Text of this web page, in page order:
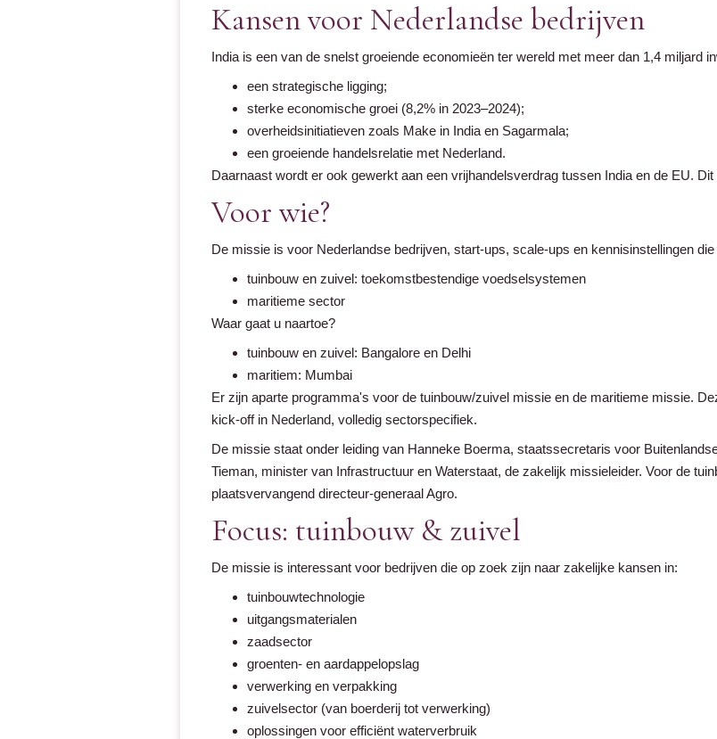
Kansen voor Nederlandse bedrijven
India is een van de snelst groeiende economieën ter wereld met meer dan 1,4 miljard
een strategische ligging;
sterke economische groei (8,2% in 2023–2024);
overheidsinitiatieven zoals Make in India en Sagarmala;
een groeiende handelsrelatie met Nederland.
Daarnaast wordt er ook gewerkt aan een vrijhandelsverdrag tussen India en de EU.
Voor wie?
De missie is voor Nederlandse bedrijven, start-ups, scale-ups en kennisinstellingen die
tuinbouw en zuivel: toekomstbestendige voedselsystemen
maritieme sector
Waar gaat u naartoe?
tuinbouw en zuivel: Bangalore en Delhi
maritiem: Mumbai
Er zijn aparte programma's voor de tuinbouw/zuivel missie en de maritieme missie.
kick-off in Nederland, volledig sectorspecifiek.
De missie staat onder leiding van Hanneke Boerma, staatssecretaris voor
Tieman, minister van Infrastructuur en Waterstaat, de zakelijk missieleider. Voor de
plaatsvervangend directeur-generaal Agro.
Focus: tuinbouw & zuivel
De missie is interessant voor bedrijven die op zoek zijn naar zakelijke kansen in:
tuinbouwtechnologie
uitgangsmaterialen
zaadsector
groenten- en aardappelopslag
verwerking en verpakking
zuivelsector (van boerderij tot verwerking)
oplossingen voor efficiënt waterverbruik